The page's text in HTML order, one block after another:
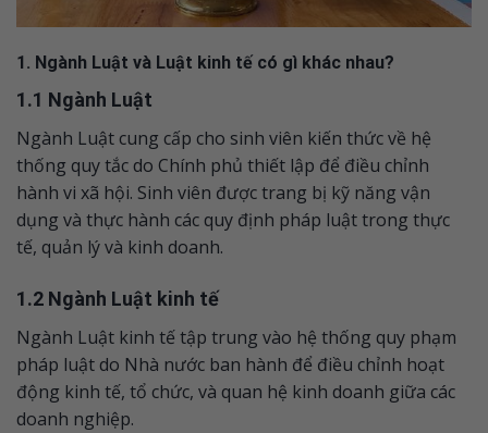
1. Ngành Luật và Luật kinh tế có gì khác nhau?
1.1 Ngành Luật
Ngành Luật cung cấp cho sinh viên kiến thức về hệ
thống quy tắc do Chính phủ thiết lập để điều chỉnh
hành vi xã hội. Sinh viên được trang bị kỹ năng vận
dụng và thực hành các quy định pháp luật trong thực
tế, quản lý và kinh doanh.
1.2 Ngành Luật kinh tế
Ngành Luật kinh tế tập trung vào hệ thống quy phạm
pháp luật do Nhà nước ban hành để điều chỉnh hoạt
động kinh tế, tổ chức, và quan hệ kinh doanh giữa các
doanh nghiệp.